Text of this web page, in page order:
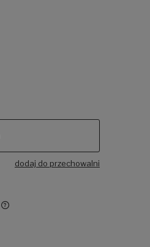
dodaj do przechowalni